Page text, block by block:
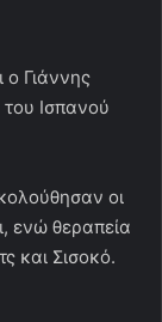
Γιάννης
του Ισπανού
οι
ενώ θεραπεία
και Σισοκό.